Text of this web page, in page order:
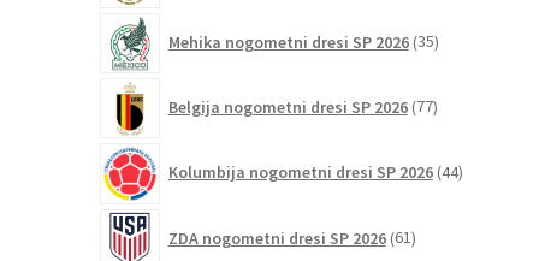
Mehika nogometni dresi SP 2026 35izdelkov
Belgija nogometni dresi SP 2026 77izdelkov
Kolumbija nogometni dresi SP 2026 44izdelkov
ZDA nogometni dresi SP 2026 61izdelkov